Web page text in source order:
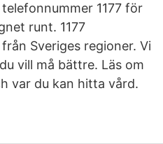
1177 för
runt. 1177
Sveriges regioner. Vi
vill må bättre. Läs om
var du kan hitta vård.